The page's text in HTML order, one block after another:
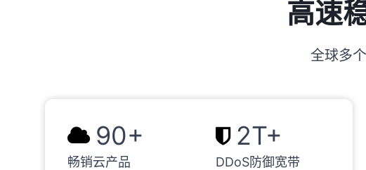
高速
全球多
90+
畅销云产品
2T+
DDoS防御宽带